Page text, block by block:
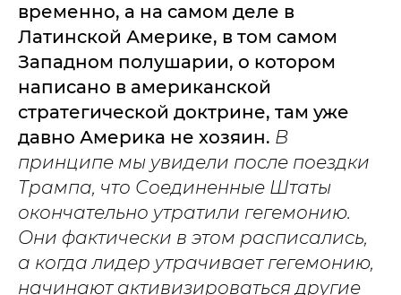
временно, а на самом деле в
Латинской Америке, в том самом
Западном полушарии, о котором
написано в американской
стратегической доктрине, там уже
давно Америка не хозяин. В
принципе мы увидели после поездки
Трампа, что Соединенные Штаты
окончательно утратили гегемонию.
Они фактически в этом расписались,
а когда лидер утрачивает гегемонию,
начинают активизироваться другие